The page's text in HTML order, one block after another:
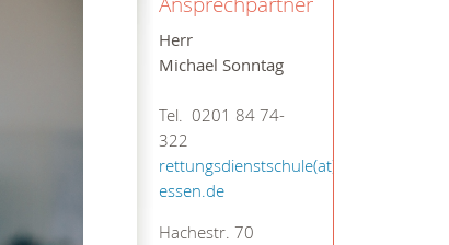
Herr
Michael Sonntag
Tel. 0201 84 74-
322
rettungsdienstschule(at)drk-
essen.de
Hachestr. 70